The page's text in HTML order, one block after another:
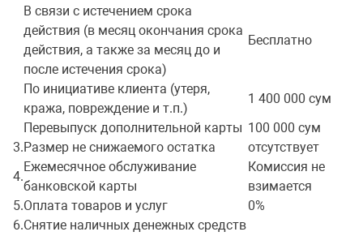
В связи с истечением срока
действия (в месяц окончания срока
действия, а также за месяц до и
после истечения срока)
Бесплатно
По инициативе клиента (утеря,
кража, повреждение и т.п.)
1 400 000 сум
Перевыпуск дополнительной карты 100 000 сум
3.Размер не снижаемого остатка
отсутствует
4.
Ежемесячное обслуживание
банковской карты
Комиссия не
взимается
5.Оплата товаров и услуг
0%
6.Снятие наличных денежных средств